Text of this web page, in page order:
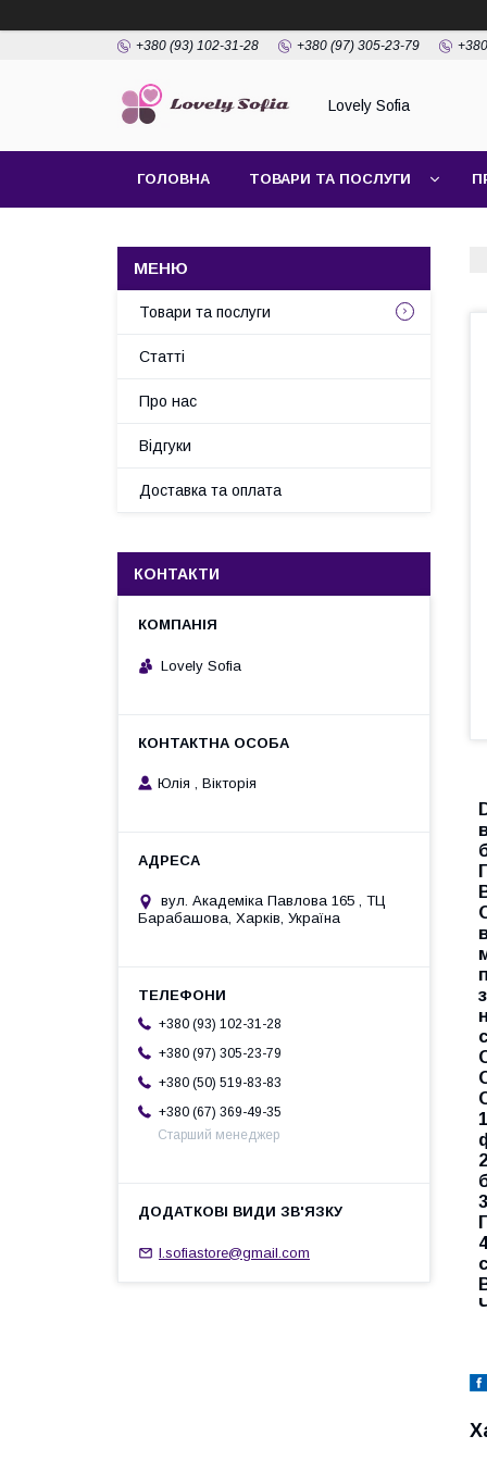
+380 (93) 102-31-28 +380 (97) 305-23-79
Lovely Sofia
ГОЛОВНА ТОВАРИ ТА ПОСЛУГИ
Товари та послуги
Статті
Про нас
Відгуки
Доставка та оплата
КОНТАКТИ
Lovely Sofia
Юлія , Вікторія
вул. Академіка Павлова 165 , ТЦ
Барабашова, Харків, Україна
+380 (93) 102-31-28
+380 (97) 305-23-79
+380 (50) 519-83-83
+380 (67) 369-49-35
Старший менеджер
l.sofiastore@gmail.com